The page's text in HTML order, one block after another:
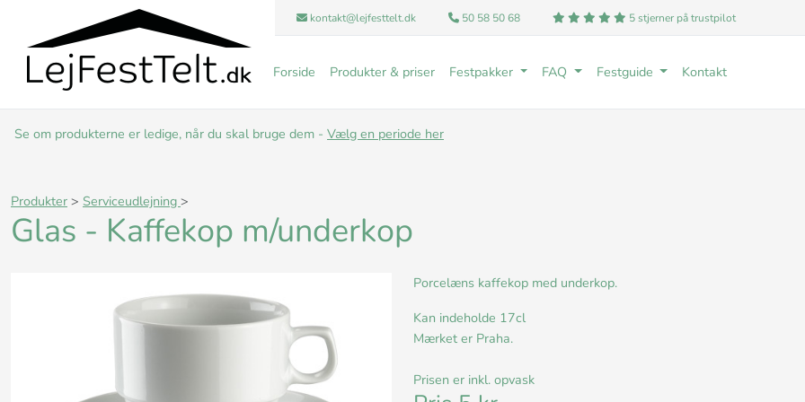
kontakt@lejfesttelt.dk 50 58 50 68 5 stjerner på trustpilot
Forside Produkter & priser Festpakker FAQ Festguide Kontakt
Se om produkterne er ledige, når du skal bruge dem - Vælg en periode her
Produkter > Serviceudlejning >
Glas - Kaffekop m/underkop
Porcelæns kaffekop med underkop.
Kan indeholde 17cl
Mærket er Praha.
Prisen er inkl. opvask